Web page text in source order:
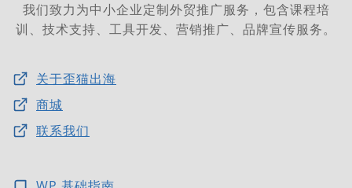
我们致力为中小企业定制外贸推广服务，包含课程培
训、技术支持、工具开发、营销推广、品牌宣传服务。
关于歪猫出海
商城
联系我们